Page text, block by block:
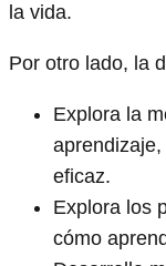
la vida.
Por otro lado, la
Explora la
eficaz.
Explora los
cómo